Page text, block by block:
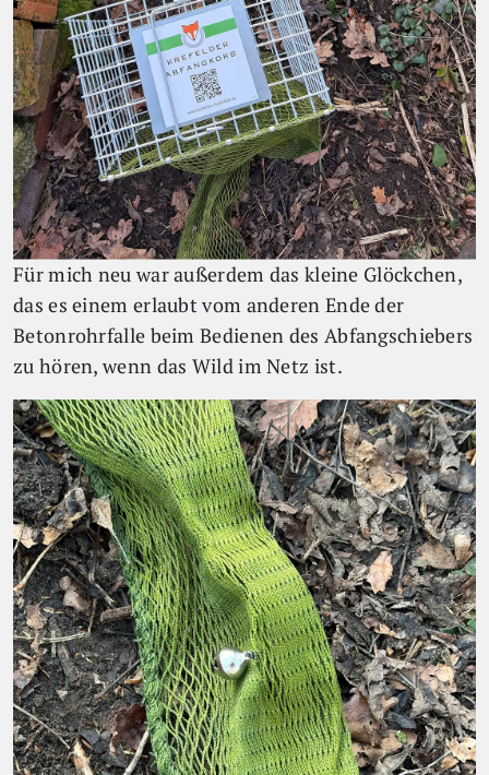
Für mich neu war außerdem das kleine Glöckchen,
das es einem erlaubt vom anderen Ende der
Betonrohrfalle beim Bedienen des Abfangschiebers
zu hören, wenn das Wild im Netz ist.